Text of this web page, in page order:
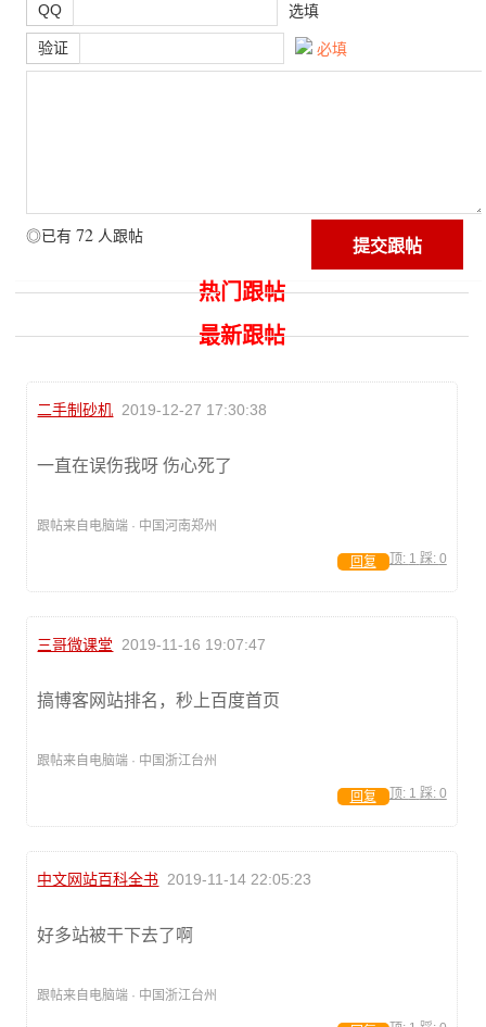
QQ 选填
验证 必填
◎已有 72 人跟帖
热门跟帖
最新跟帖
二手制砂机 2019-12-27 17:30:38
一直在误伤我呀 伤心死了
跟帖来自电脑端 · 中国河南郑州
顶: 1 踩: 0
回复
三哥微课堂 2019-11-16 19:07:47
搞博客网站排名，秒上百度首页
跟帖来自电脑端 · 中国浙江台州
顶: 1 踩: 0
回复
中文网站百科全书 2019-11-14 22:05:23
好多站被干下去了啊
跟帖来自电脑端 · 中国浙江台州